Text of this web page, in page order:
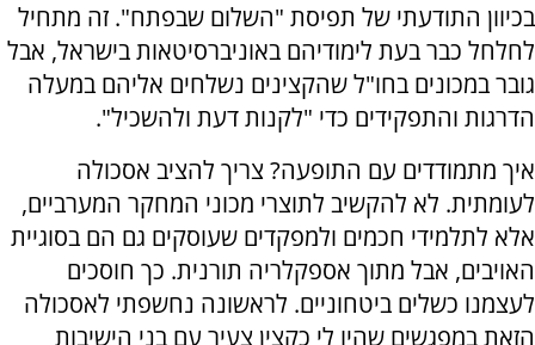
בכיוון התודעתי של תפיסת "השלום שבפתח". זה מתחיל
לחלחל כבר בעת לימודיהם באוניברסיטאות בישראל, אבל
גובר במכונים בחו"ל שהקצינים נשלחים אליהם במעלה
הדרגות והתפקידים כדי "לקנות דעת ולהשכיל".
איך מתמודדים עם התופעה? צריך להציב אסכולה
לעומתית. לא להקשיב לתוצרי מכוני המחקר המערביים,
אלא לתלמידי חכמים ולמפקדים שעוסקים גם הם בסוגיית
האויבים, אבל מתוך אספקלריה תורנית. כך חוסכים
לעצמנו כשלים ביטחוניים. לראשונה נחשפתי לאסכולה
הזאת במפגשים שהיו לי כקצין צעיר עם בני הישיבות